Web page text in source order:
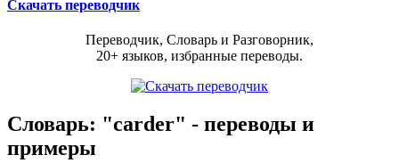
Скачать переводчик
Переводчик, Словарь и Разговорник,
20+ языков, избранные переводы.
Словарь: "carder" - переводы и
примеры